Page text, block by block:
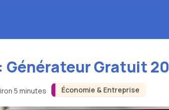
Économie & Entreprise
Gratuit
5 minutes